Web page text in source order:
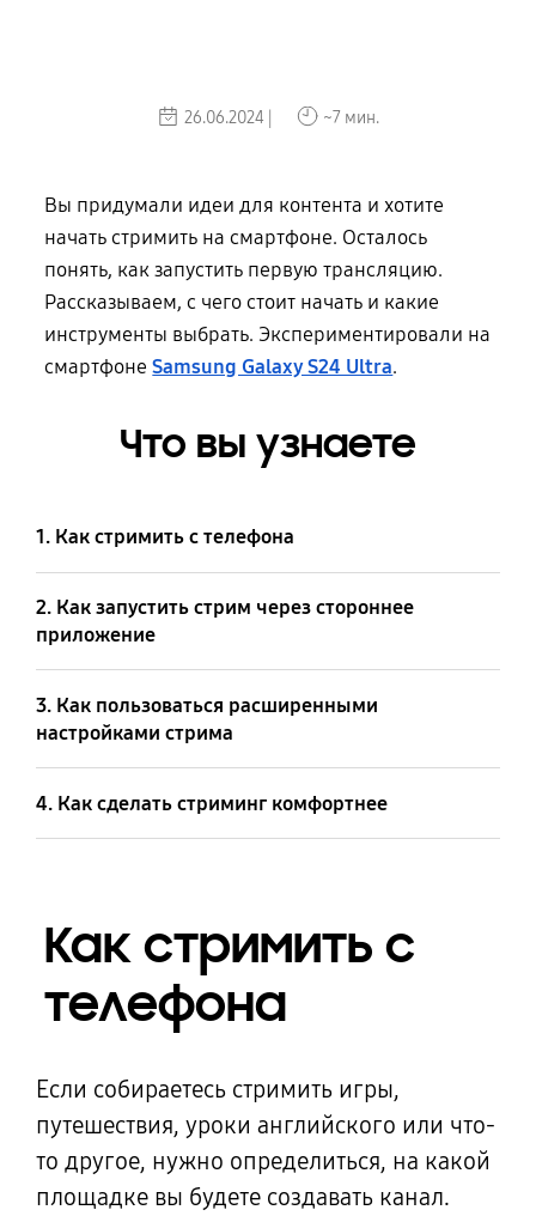
26.06.2024 | ~7 мин.
Вы придумали идеи для контента и хотите
начать стримить на смартфоне. Осталось
понять, как запустить первую трансляцию.
Рассказываем, с чего стоит начать и какие
инструменты выбрать. Экспериментировали на
смартфонеSamsung Galaxy S24 Ultra.
Что вы узнаете
1. Как стримить с телефона
2. Как запустить стрим через стороннее
приложение
3. Как пользоваться расширенными
настройками стрима
4. Как сделать стриминг комфортнее
Как стримить с
телефона
Если собираетесь стримить игры,
путешествия, уроки английского или что-
то другое, нужно определиться, на какой
площадке вы будете создавать канал.